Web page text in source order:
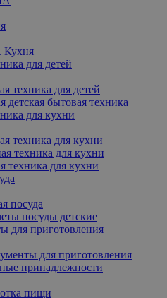
Кухня
для детей
техника для детей
детская бытовая техника
для кухни
техника для кухни
техника для кухни
техника для кухни
посуда
посуды детские
для приготовления
для приготовления
принадлежности
пищи